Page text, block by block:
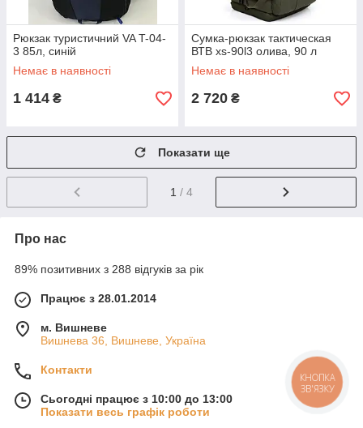
Рюкзак туристичний VA T-04-
3 85л, синій
Немає в наявності
1 414 ₴
Сумка-рюкзак тактическая
ВТВ xs-90l3 олива, 90 л
Немає в наявності
2 720 ₴
Показати ще
1 / 4
Про нас
89% позитивних з 288 відгуків за рік
Працює з 28.01.2014
м. Вишневе
Вишнева 36, Вишневе, Україна
Контакти
Сьогодні працює з 10:00 до 13:00
Показати весь графік роботи
КНОПКА
ЗВ'ЯЗКУ